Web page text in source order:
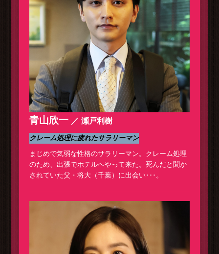
青山欣一 瀬戸利樹
クレーム処理に疲れたサラリーマン
まじめで気弱な性格のサラリーマン。クレーム処理
のため、出張でホテルへやって来た。死んだと聞か
されていた父・将大（千葉）に出会い･･･。